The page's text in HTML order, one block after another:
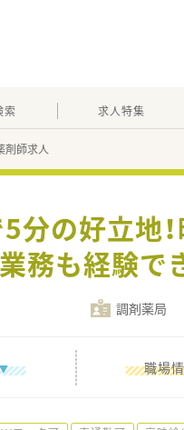
索 求人特集
剤師求人
5分の好立
務も経験で
調剤薬局
職場